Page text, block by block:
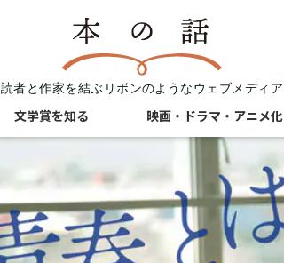
読者と作家を結ぶリボンのようなウェブメディア
文学賞を知る 映画・ドラマ・アニメ化